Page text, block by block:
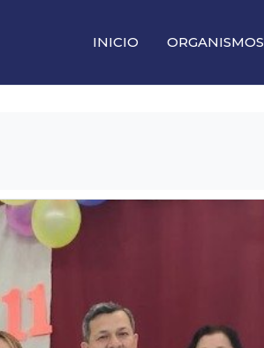
INICIO ORGANISMOS